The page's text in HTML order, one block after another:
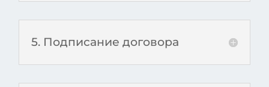
5. Подписание договора